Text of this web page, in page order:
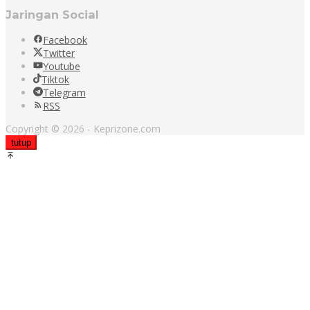
Jaringan Social
Facebook
Twitter
Youtube
Tiktok
Telegram
RSS
Copyright © 2026 - Keprizone.com
tutup